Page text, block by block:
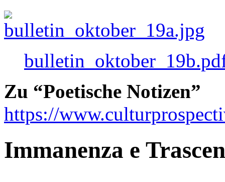
Zu “Poetische Notizen”
https://
Immanenza e